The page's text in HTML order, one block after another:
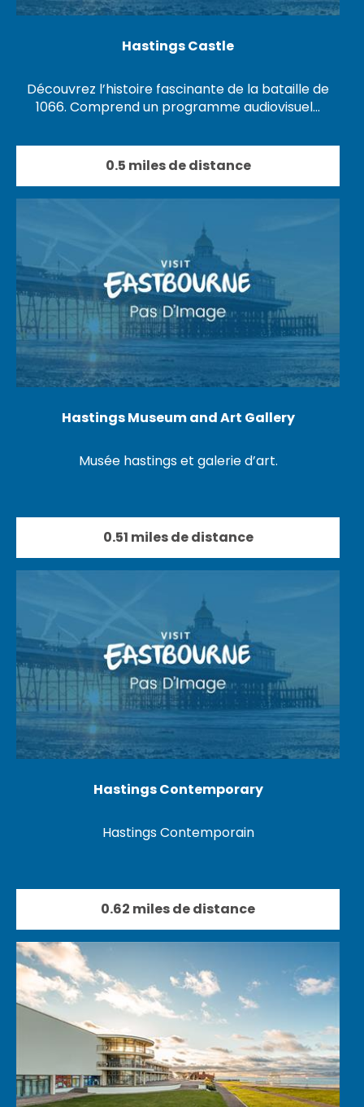
Hastings Castle
Découvrez l’histoire fascinante de la bataille de
1066. Comprend un programme audiovisuel…
0.5 miles de distance
Hastings Museum and Art Gallery
Musée hastings et galerie d’art.
0.51 miles de distance
Hastings Contemporary
Hastings Contemporain
0.62 miles de distance